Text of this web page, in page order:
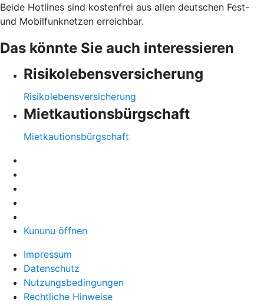
Beide Hotlines sind kostenfrei aus allen deutschen Fest-
und Mobilfunknetzen erreichbar.
Das könnte Sie auch interessieren
Risikolebensversicherung
Risikolebensversicherung
Mietkautionsbürgschaft
Mietkautionsbürgschaft
Kununu öffnen
Impressum
Datenschutz
Nutzungsbedingungen
Rechtliche Hinweise